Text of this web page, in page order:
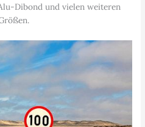
Dibond und vielen weiteren